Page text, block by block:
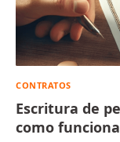
CONTRATOS
Escritura de
como funciona